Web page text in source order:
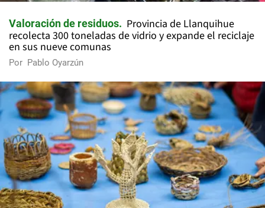
Valoración de residuos
Provincia de Llanquihue
recolecta 300 toneladas de vidrio y expande el reciclaje
en sus nueve comunas
Por Pablo Oyarzún